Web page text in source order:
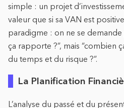
simple : un projet
valeur que si sa VAN est
paradigme : on ne se
ça rapporte ?”, mais “combien
du temps et du risque ?”.
La Planification
L’analyse du passé et du